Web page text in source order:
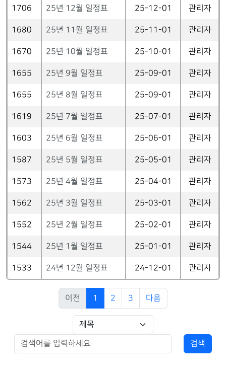
1706 25년 12월 일정표 25-12-01 관리자
1680 25년 11월 일정표 25-11-01 관리자
1670 25년 10월 일정표 25-10-01 관리자
1655 25년 9월 일정표 25-09-01 관리자
1655 25년 8월 일정표 25-09-01 관리자
1619 25년 7월 일정표 25-07-01 관리자
1603 25년 6월 일정표 25-06-01 관리자
1587 25년 5월 일정표 25-05-01 관리자
1573 25년 4월 일정표 25-04-01 관리자
1562 25년 3월 일정표 25-03-01 관리자
1552 25년 2월 일정표 25-02-01 관리자
1544 25년 1월 일정표 25-01-01 관리자
1533 24년 12월 일정표 24-12-01 관리자
이전 1 2 3 다음